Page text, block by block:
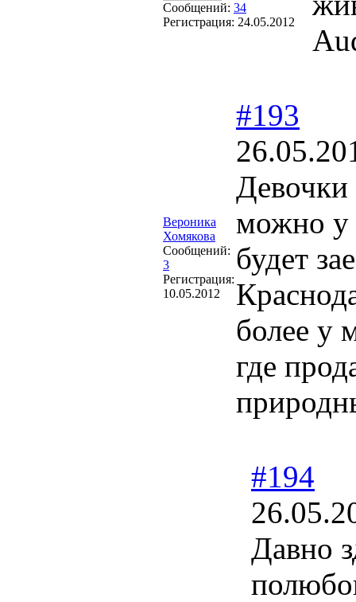
Сообщений: 34
Регистрация: 24.05.2012
Вероника
Хомякова
Сообщений:
3
Регистрация:
10.05.2012
#193
Девочки
можно у
будет
более у
где
#194
Давно